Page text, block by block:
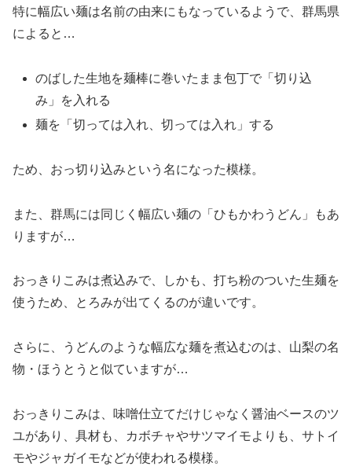
特に幅広い麺は名前の由来にもなっているようで、群馬県
によると…
のばした生地を麺棒に巻いたまま包丁で「切り込
み」を入れる
麺を「切っては入れ、切っては入れ」する
ため、おっ切り込みという名になった模様。
また、群馬には同じく幅広い麺の「ひもかわうどん」もあ
りますが…
おっきりこみは煮込みで、しかも、打ち粉のついた生麺を
使うため、とろみが出てくるのが違いです。
さらに、うどんのような幅広な麺を煮込むのは、山梨の名
物・ほうとうと似ていますが…
おっきりこみは、味噌仕立てだけじゃなく醤油ベースのツ
ユがあり、具材も、カボチャやサツマイモよりも、サトイ
モやジャガイモなどが使われる模様。